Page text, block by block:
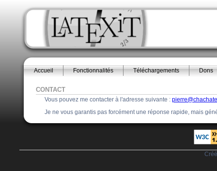
Accueil Fonctionnalités Téléchargements Dons
CONTACT
Vous pouvez me contacter à l'adresse suivante :
Je ne vous garantis pas forcément une réponse rapide, mais